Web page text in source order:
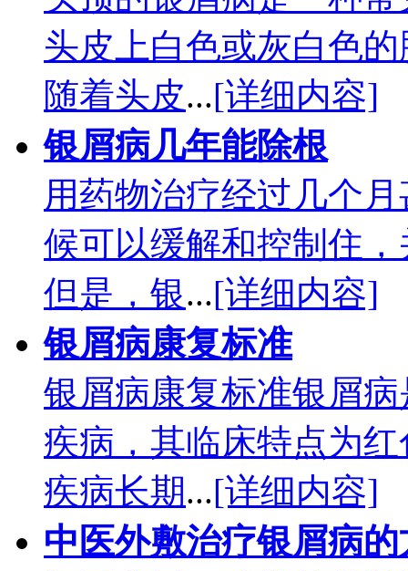
头皮上白色或灰白色
随着头皮...[详细内容]
银屑病几年能除根
用药物治疗经过几个
候可以缓解和控制住
但是，银...[详细内容]
银屑病康复标准
银屑病康复标准银屑
疾病，其临床特点为
疾病长期...[详细内容]
中医外敷治疗银屑病的